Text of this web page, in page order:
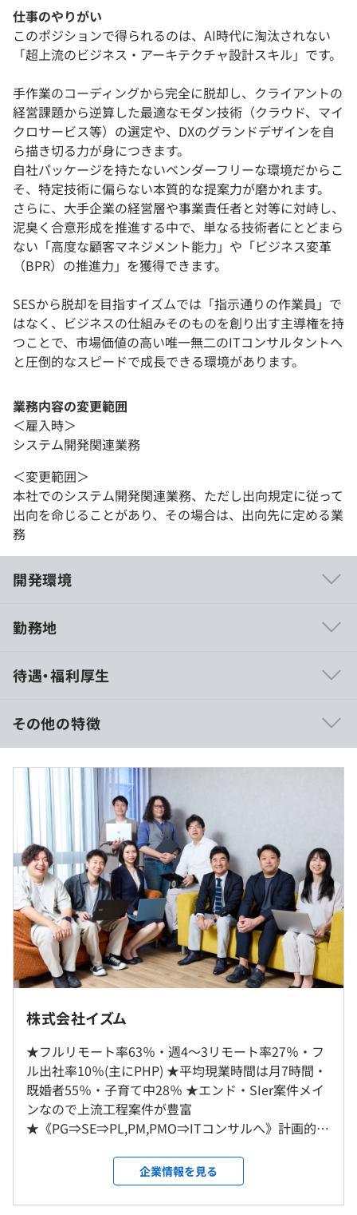
仕事のやりがい
このポジションで得られるのは、AI時代に淘汰されない
「超上流のビジネス・アーキテクチャ設計スキル」です。
手作業のコーディングから完全に脱却し、クライアントの
経営課題から逆算した最適なモダン技術（クラウド、マイ
クロサービス等）の選定や、DXのグランドデザインを自
ら描き切る力が身につきます。
自社パッケージを持たないベンダーフリーな環境だからこ
そ、特定技術に偏らない本質的な提案力が磨かれます。
さらに、大手企業の経営層や事業責任者と対等に対峙し、
泥臭く合意形成を推進する中で、単なる技術者にとどまら
ない「高度な顧客マネジメント能力」や「ビジネス変革
（BPR）の推進力」を獲得できます。
SESから脱却を目指すイズムでは「指示通りの作業員」で
はなく、ビジネスの仕組みそのものを創り出す主導権を持
つことで、市場価値の高い唯一無二のITコンサルタントへ
と圧倒的なスピードで成長できる環境があります。
業務内容の変更範囲
＜雇入時＞
システム開発関連業務
＜変更範囲＞
本社でのシステム開発関連業務、ただし出向規定に従って
出向を命じることがあり、その場合は、出向先に定める業
務
開発環境
・メンバー数名といった小規模案件の経験しかない
・短期案件が多く毎回同じような内容
・テスト・QAエンジニア・運用保守としての経験が長い
・言語にばらつきがありそれぞれの経験が浅い
・設計工程の経験が少ない
がありますが、キャリアアップしていく未来を考えないア
サインの結果生じると思います。
冒頭で述べたイズムの企業理念にある物心両面の"物"は、
待遇や収入を指しておりますが、キャリアアップなくして
は10年後や更に未来に渡ってエンジニアの生活レベルが
年齢にふさわしく向上していくことはできないと考えま
す。
SESにありがちな深い商流や会社都合のアサインをなく
し、事業会社や受託会社よりも経験できる幅を広げ、ITエ
特化したのがイズムです。
■社内勉強会
■資格取得時に費用助成
■オンライン研修「Udemy」使い放題
勤務地
就業場所の変更範囲
自宅およびお客様先
＜変更範囲＞
会社の定める場所（テレワークを行う場所を含む）
受動喫煙防止措置に関する事項
従業員に対する受動喫煙対策：あり
対策内容：敷地内禁煙／屋内禁煙
待遇・福利厚生
想定年収：700万円～
月給：50万円～
・基本給：39.2万円～
・技術手当：5万円～
・固定残業有無：あり
・固定残業時間：20時間
・固定残業手当58,580円～
◆年収例
800万円/PM,コンサル、650万円/要件定義～、690万円/要
件定義～、650万円/要件定義～、720万円/PL,PM、720万
円/PM、940万円/PM,コンサル 他
賞与は年2回。業績により支給額は変動
（※ 想定年収は年収提示額を保証するものではありません）
その他の特徴
株式会社イズム
★フルリモート率63％・週4～3リモート率27％・フ
ル出社率10％(主にPHP) ★平均現業時間は月7時間・
既婚者55％・子育て中28％ ★エンド・SIer案件メイ
ンなので上流工程案件が豊富
★《PG⇒SE⇒PL,PM,PMO⇒ITコンサルへ》計画的に
ことで毎年単価UP ★Udemy使い放題 ★資格取得時
に受験料全額助成 ★年間休日125日以上 ★副業可能
【イズムの強み】 ◎納得度の高い報酬制度 営業によ
企業情報を見る